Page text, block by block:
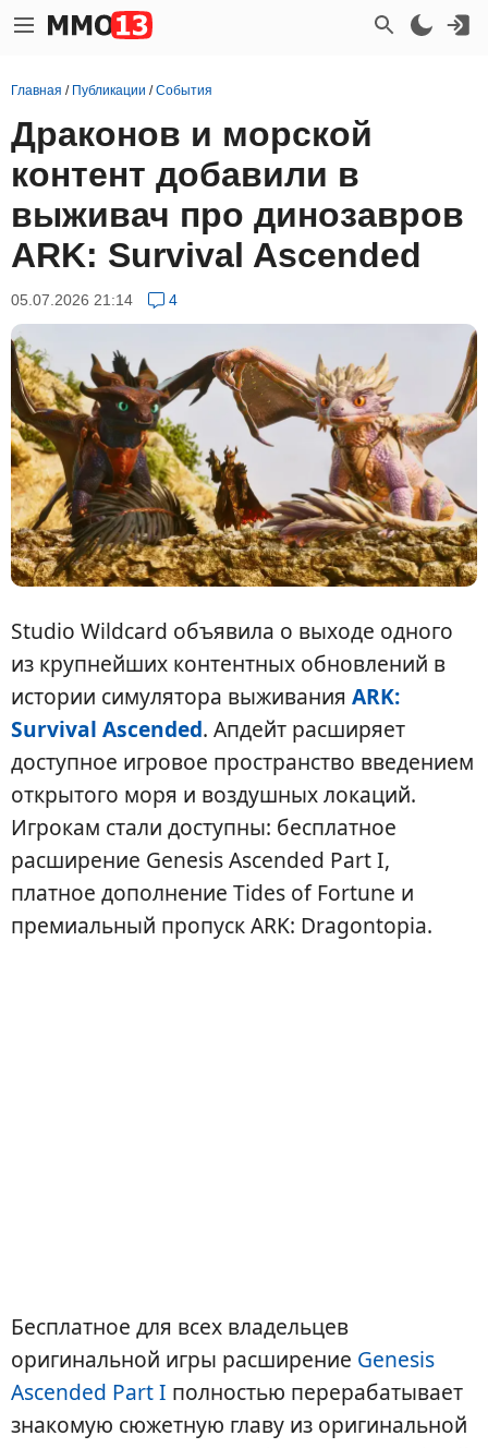
Главная / Публикации /События
Драконов и морской
контент добавили в
выживач про динозавров
ARK: Survival Ascended
05.07.2026 21:14 4
Studio Wildcard объявила о выходе одного
из крупнейших контентных обновлений в
истории симулятора выживания ARK:
Survival Ascended. Апдейт расширяет
доступное игровое пространство введением
открытого моря и воздушных локаций.
Игрокам стали доступны: бесплатное
расширение Genesis Ascended Part I,
платное дополнение Tides of Fortune и
премиальный пропуск ARK: Dragontopia.
Бесплатное для всех владельцев
оригинальной игры расширение Genesis
Ascended Part I полностью перерабатывает
знакомую сюжетную главу из оригинальной